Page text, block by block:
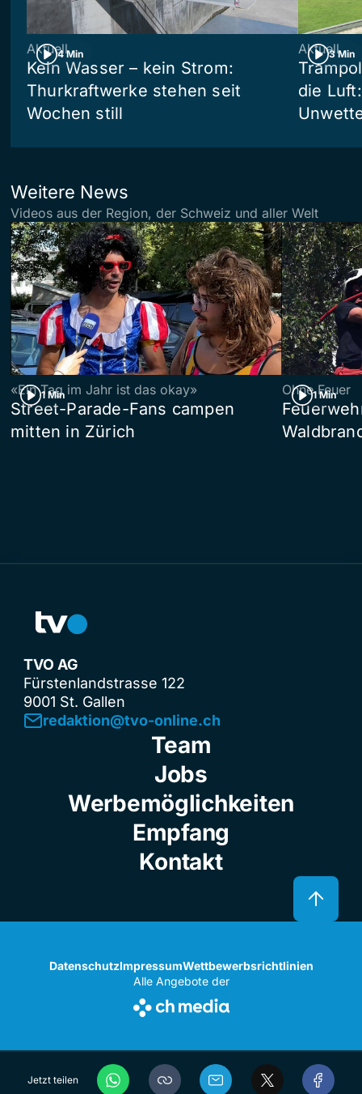
Jetzt teilen
4 Min
Aktuell
Kein Wasser – kein Strom:
Thurkraftwerke stehen seit
Wochen still
3 Min
Aktuell
die
Weitere News
Videos aus der Region, der Schweiz und aller Welt
1 Min
«Ein Tag im Jahr ist das okay»
Street-Parade-Fans campen
mitten in Zürich
1 Min
Ohne Feuer
TVO AG
Fürstenlandstrasse 122
9001 St. Gallen
redaktion@tvo-online.ch
Team
Jobs
Werbemöglichkeiten
Empfang
Kontakt
DatenschutzImpressumWettbewerbsrichtlinien
Alle Angebote der